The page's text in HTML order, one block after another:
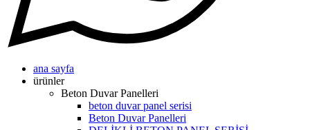
ana sayfa
ürünler
Beton Duvar Panelleri
beton duvar panel serisi
Beton Duvar Panelleri